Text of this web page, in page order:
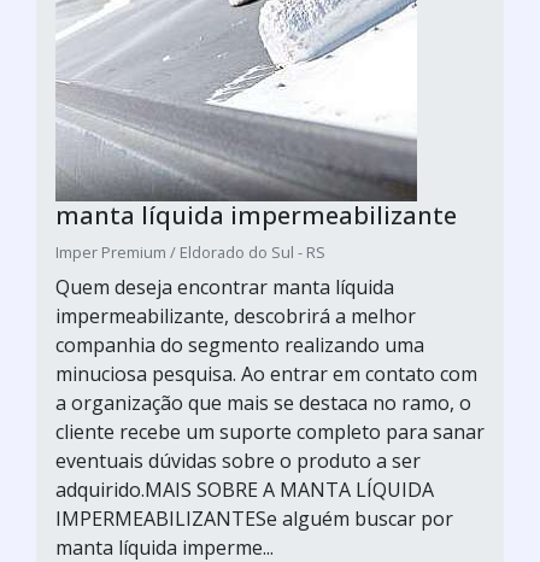
manta líquida impermeabilizante
Imper Premium / Eldorado do Sul - RS
Quem deseja encontrar manta líquida
impermeabilizante, descobrirá a melhor
companhia do segmento realizando uma
minuciosa pesquisa. Ao entrar em contato com
a organização que mais se destaca no ramo, o
cliente recebe um suporte completo para sanar
eventuais dúvidas sobre o produto a ser
adquirido.MAIS SOBRE A MANTA LÍQUIDA
IMPERMEABILIZANTESe alguém buscar por
manta líquida imperme...